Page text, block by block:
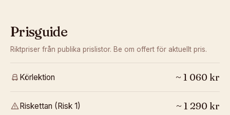
Prisguide
Riktpriser från publika prislistor. Be om offert för aktuellt pris.
Körlektion ~ 1 060 kr
Riskettan (Risk 1) ~ 1 290 kr